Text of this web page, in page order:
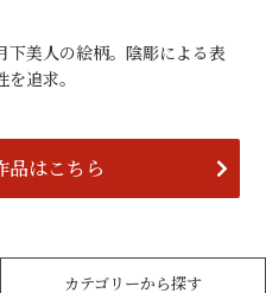
下美人の絵柄。陰彫による表
追求。
品はこちら
カテゴリーから探す